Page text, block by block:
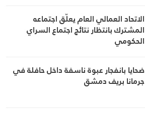
الاتحاد العمالي العام يعلّق اجتماعه
المشترك بانتظار نتائج اجتماع السراي
الحكومي
ضحايا بانفجار عبوة ناسفة داخل حافلة في
جرمانا بريف دمشق